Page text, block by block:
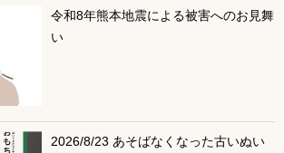
令和8年熊本地震による被害へのお見舞
い
2026/8/23 あそばなくなった古いぬい